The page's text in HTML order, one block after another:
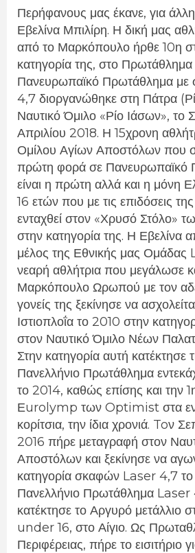
Περήφανους μας έκανε, για
Εβελίνα Μπιλίρη. Η δική μας
από το Μαρκόπουλο ήρθε 10η
κατηγορία της, στο
Πανευρωπαϊκό Πρωτάθλημα
4,7 διοργανώθηκε στη Πάτρα
Ναυτικό Όμιλο «Ρίο Ιάσων», το
Απριλίου 2018. Η 15χρονη
Ομίλου Αγίων Αποστόλων που
πρώτη φορά σε Πανευρωπαϊκό
είναι η πρώτη αλλά και η μόνη
16 ετών που με τις επιδόσεις
ενταχθεί στον «Χρυσό Στόλο»
στην κατηγορία της. Η Εβελίνα
μέλος της Εθνικής μας
νεαρή αθλήτρια που μεγάλωσε
Μαρκόπουλο Ωρωπού με τον
γονείς της ξεκίνησε να
Ιστιοπλοΐα το 2010 στην
στον Ναυτικό Όμιλο Νέων
Στην κατηγορία αυτή κατέκτησε
Πανελλήνιο Πρωτάθλημα
το 2014, καθώς επίσης και την
Εurolymp των Optimist στα
κορίτσια, την ίδια χρονιά. Toν
2016 πήρε μεταγραφή στον
Αποστόλων και ξεκίνησε να
κατηγορία σκαφών Laser 4,7 το
Πανελλήνιο Πρωτάθλημα Laser
κατέκτησε το Αργυρό μετάλλιο
under 16, στο Αίγιο. Ως
Περιφέρειας, πήρε το εισιτήριο